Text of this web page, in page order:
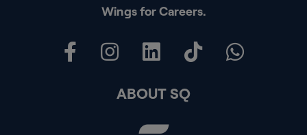
Wings for Careers.
ABOUT SQ